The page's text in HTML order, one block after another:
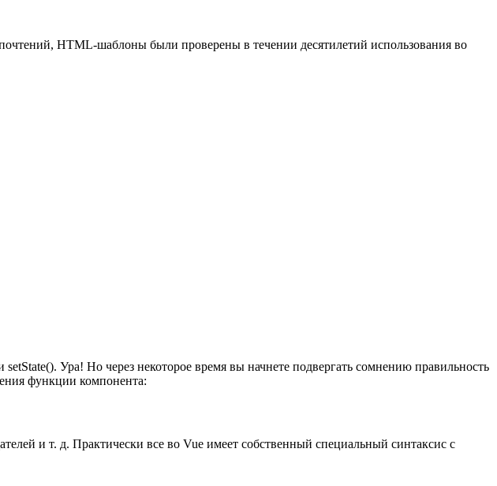
HTML-шаблоны были проверены в течении десятилетий использования во
Ура! Но через некоторое время вы начнете подвергать сомнению правильность
функции компонента:
и т. д. Практически все во Vue имеет собственный специальный синтаксис с